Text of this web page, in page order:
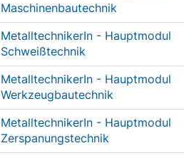
Maschinenbautechnik
MetalltechnikerIn - Hauptmodul
Schweißtechnik
MetalltechnikerIn - Hauptmodul
Werkzeugbautechnik
MetalltechnikerIn - Hauptmodul
Zerspanungstechnik